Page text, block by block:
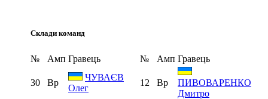
Склади команд
№ Амп Гравець № Амп Гравець
30 Вр
ЧУВАЄВ
Олег
12 Вр
ПИВОВАРЕНКО
Дмитро